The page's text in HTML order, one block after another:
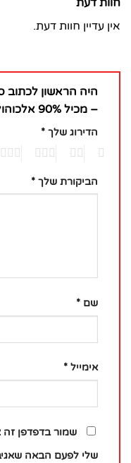
חוות דעת
אין עדיין חוות דעת.
היה הראשון לכתוב
– מכיל 90% אלכוהול”
הדירוג שלך *
הביקורת שלך *
שם *
אימייל *
שמור בדפדפן
שלי לפעם הבאה